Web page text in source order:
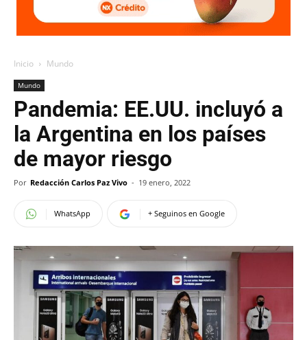
Inicio Mundo
Mundo
Pandemia: EE.UU. incluyó a
la Argentina en los países
de mayor riesgo
Por Redacción Carlos Paz Vivo - 19 enero, 2022
WhatsApp + Seguinos en Google